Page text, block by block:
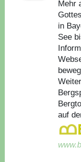
Mehr
in
See
auf